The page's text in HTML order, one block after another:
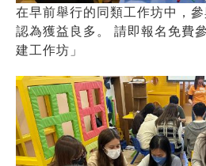
在早前舉行的同類工作坊中，
認為獲益良多。 請即報名免費
建工作坊」